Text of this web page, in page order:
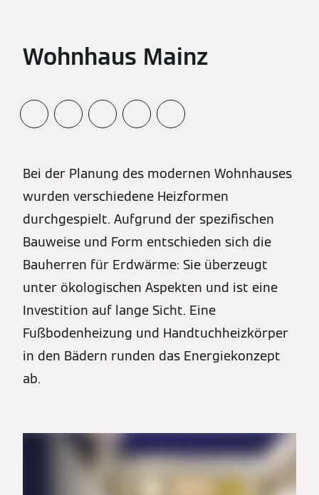
Wohnhaus Mainz
Bei der Planung des modernen Wohnhauses
wurden verschiedene Heizformen
durchgespielt. Aufgrund der spezifischen
Bauweise und Form entschieden sich die
Bauherren für Erdwärme: Sie überzeugt
unter ökologischen Aspekten und ist eine
Investition auf lange Sicht. Eine
Fußbodenheizung und Handtuchheizkörper
in den Bädern runden das Energiekonzept
ab.